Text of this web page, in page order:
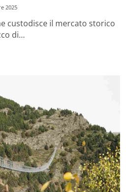
2025
custodisce il mercato storico
di…